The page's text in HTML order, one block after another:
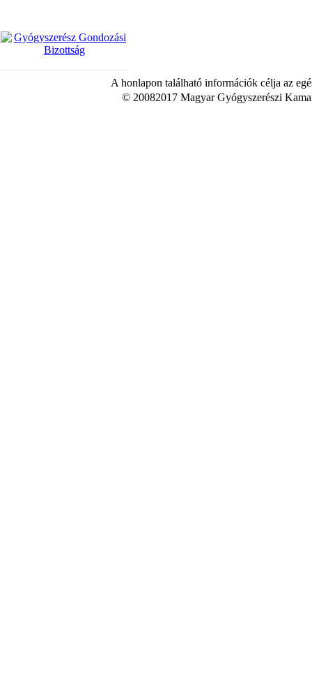
A honlapon található információk célja az
© 20082017 Magyar Gyógyszerészi